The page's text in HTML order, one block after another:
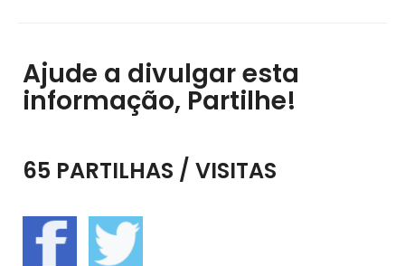
Ajude a divulgar esta
informação, Partilhe!
65 PARTILHAS / VISITAS